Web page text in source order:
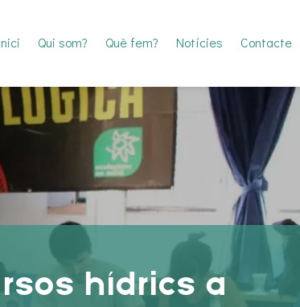
Qui som? Què fem? Notícies Contacte
hídrics a